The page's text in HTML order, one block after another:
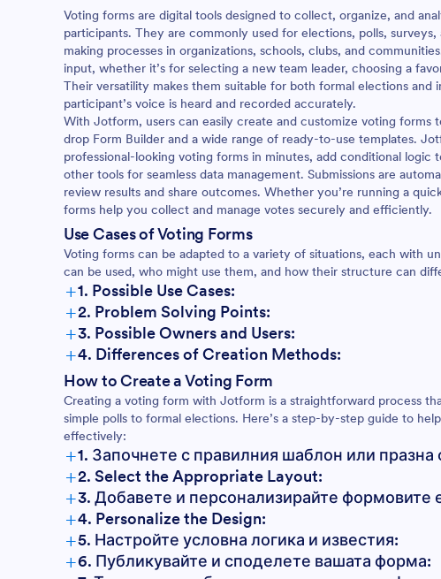
достъпни от всяко устройство и лесни
за споделяне с учители и други
служители в годишника. От клоун на
класа и най-добри очи, до най-
вероятно да успее (или да стане
известен в Tik Tok), възможностите за
номинации са безкрайни. Уверете се,
че вашата форма за номинация на
съученици е уникална за вашата
гимназия, като я персонализирате с
нашия конструктор на форми. Не е
необходимо кодиране - просто
плъзнете и пуснете толкова формови
полета, колкото е необходимо. Можете
дори да промените дизайна на
шаблона, за да съответства на
цветовете, логото и талисмана на
вашето училище. И ако искате
автоматично да преброите гласовете,
синхронизирайте подадените
формуляри с вашите онлайн
електронни таблици, като Google
Таблици или Airtable с нашите безплатни
интеграции на приложения. Спечелете
титлата "Царя на купона" с
персонализирани номинации на
съученици, които вашите ученици ще
Voting forms are digital tools designed to collect, organize, and
participants. They are commonly used for elections, polls,
making processes in organizations, schools, clubs, and
input, whether it’s for selecting a new team leader, choosing a
Their versatility makes them suitable for both formal elections and
participant’s voice is heard and recorded accurately.
With Jotform, users can easily create and customize voting forms
drop Form Builder and a wide range of ready-to-use templates.
professional-looking voting forms in minutes, add conditional
other tools for seamless data management. Submissions are
review results and share outcomes. Whether you’re running a
forms help you collect and manage votes securely and efficiently.
Use Cases of Voting Forms
Voting forms can be adapted to a variety of situations, each with
can be used, who might use them, and how their structure can
+1. Possible Use Cases:
+2. Problem Solving Points:
+3. Possible Owners and Users:
+4. Differences of Creation Methods:
School Elections:
Employee Awards:
Community Polls:
Formal Elections:
How to Create a Voting Form
Creating a voting form with Jotform is a straightforward process
simple polls to formal elections. Here’s a step-by-step guide to
effectively:
+1. Започнете с правилния шаблон или
+2. Select the Appropriate Layout:
+3. Добавете и персонализирайте формовите
+4. Personalize the Design:
+5. Настройте условна логика и известия:
+6. Публикувайте и споделете вашата форма: